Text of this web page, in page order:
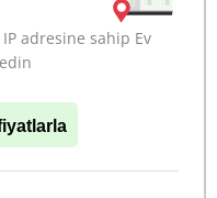
adresine sahip Ev